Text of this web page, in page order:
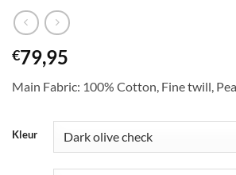
€79,95
Main Fabric: 100% Cotton, Fine twill,
Kleur